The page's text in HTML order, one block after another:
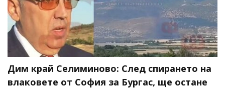
Дим край Селиминово: След спирането на
влаковете от София за Бургас, ще остане